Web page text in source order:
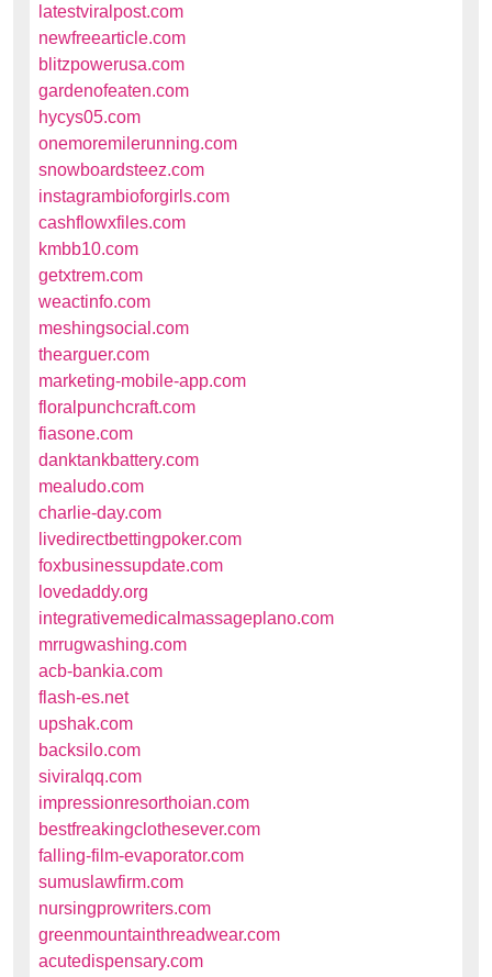
latestviralpost.com
newfreearticle.com
blitzpowerusa.com
gardenofeaten.com
hycys05.com
onemoremilerunning.com
snowboardsteez.com
instagrambioforgirls.com
cashflowxfiles.com
kmbb10.com
getxtrem.com
weactinfo.com
meshingsocial.com
thearguer.com
marketing-mobile-app.com
floralpunchcraft.com
fiasone.com
danktankbattery.com
mealudo.com
charlie-day.com
livedirectbettingpoker.com
foxbusinessupdate.com
lovedaddy.org
integrativemedicalmassageplano.com
mrrugwashing.com
acb-bankia.com
flash-es.net
upshak.com
backsilo.com
siviralqq.com
impressionresorthoian.com
bestfreakingclothesever.com
falling-film-evaporator.com
sumuslawfirm.com
nursingprowriters.com
greenmountainthreadwear.com
acutedispensary.com